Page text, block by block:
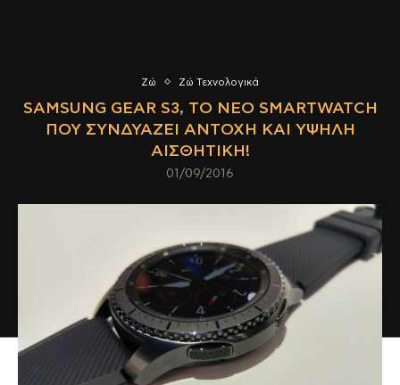
Ζώ Ζώ Τεχνολογικά
SAMSUNG GEAR S3, ΤΟ ΝΈΟ SMARTWATCH
ΠΟΥ ΣΥΝΔΥΆΖΕΙ ΑΝΤΟΧΉ ΚΑΙ ΥΨΗΛΉ
ΑΙΣΘΗΤΙΚΉ!
01/09/2016